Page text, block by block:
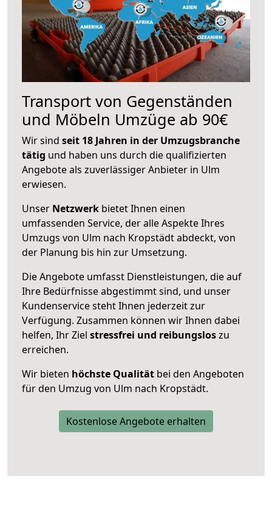
Transport von Gegenständen
und Möbeln Umzüge ab 90€
Wir sind seit 18 Jahren in der Umzugsbranche
tätig und haben uns durch die qualifizierten
Angebote als zuverlässiger Anbieter in Ulm
erwiesen.
Unser Netzwerk bietet Ihnen einen
umfassenden Service, der alle Aspekte Ihres
Umzugs von Ulm nach Kropstädt abdeckt, von
der Planung bis hin zur Umsetzung.
Die Angebote umfasst Dienstleistungen, die auf
Ihre Bedürfnisse abgestimmt sind, und unser
Kundenservice steht Ihnen jederzeit zur
Verfügung. Zusammen können wir Ihnen dabei
helfen, Ihr Ziel stressfrei und reibungsloszu
erreichen.
Wir bieten höchste Qualität bei den Angeboten
für den Umzug von Ulm nach Kropstädt.
Kostenlose Angebote erhalten